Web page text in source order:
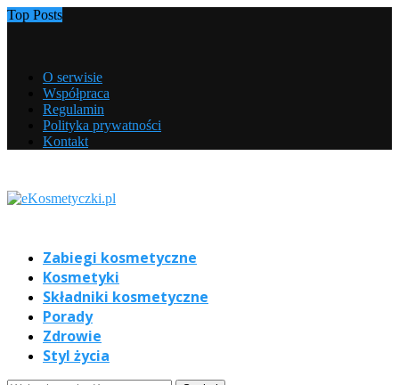
Top Posts
O serwisie
Współpraca
Regulamin
Polityka prywatności
Kontakt
Zabiegi kosmetyczne
Kosmetyki
Składniki kosmetyczne
Porady
Zdrowie
Styl życia